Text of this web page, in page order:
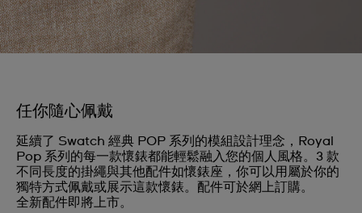
任你隨心佩戴
延續了 Swatch 經典 POP 系列的模組設計理念，Royal
Pop 系列的每一款懷錶都能輕鬆融入您的個人風格。3 款
不同長度的掛繩與其他配件如懷錶座，你可以用屬於你的
獨特方式佩戴或展示這款懷錶。配件可於網上訂購。
全新配件即將上市。